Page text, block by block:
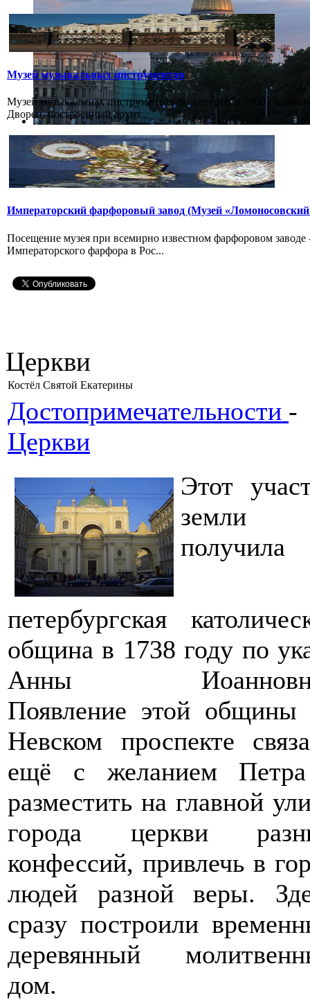
Музей музыкальных инструментов
Музей музыкальных инструментов был открыт в 1900 году
Дворец, построенный архит...
Императорский фарфоровый завод (Музей
Посещение музея при всемирно известном фарфоровом
Императорского фарфора в Рос...
Церкви
Костёл Святой Екатерины
Достопримечательности -
Церкви
Этот
земли
получила
петербургская
община в 1738 году по
Анны
Появление этой общины
Невском проспекте
ещё с желанием
разместить на главной
города церкви
конфессий, привлечь в
людей разной веры.
сразу построили
деревянный
дом.